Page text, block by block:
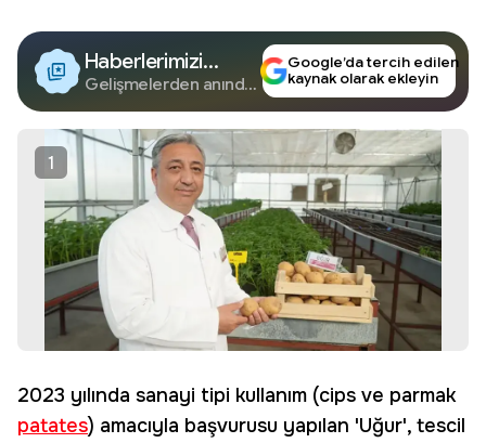
Haberlerimizi
Google'da Takip
Edin
Gelişmelerden anında
Google’da tercih edilen
kaynak olarak ekleyin
1
2023 yılında sanayi tipi kullanım (cips ve parmak
patates) amacıyla başvurusu yapılan 'Uğur', tescil